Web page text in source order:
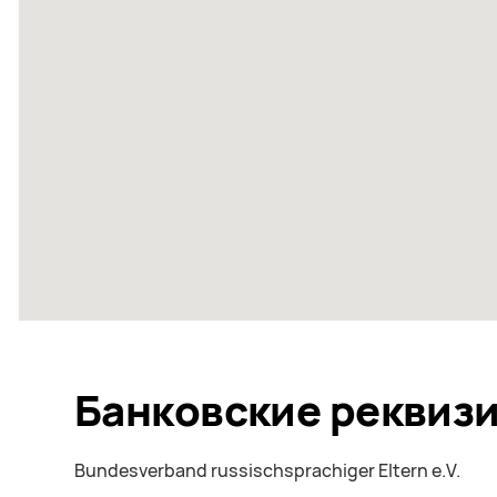
Банковские
Bundesverband russischsprachiger Eltern e.V.